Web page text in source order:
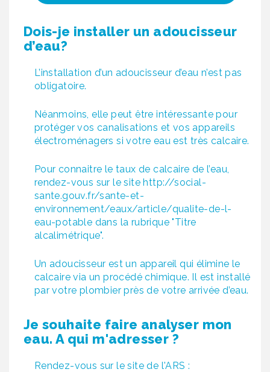
Dois-je installer un adoucisseur
d’eau?
L’installation d’un adoucisseur d’eau n’est pas
obligatoire.
Néanmoins, elle peut être intéressante pour
protéger vos canalisations et vos appareils
électroménagers si votre eau est très calcaire.
Pour connaitre le taux de calcaire de l’eau,
rendez-vous sur le sitehttp://social-
sante.gouv.fr/sante-et-
environnement/eaux/article/qualite-de-l-
eau-potable dans la rubrique "Titre
alcalimétrique".
Un adoucisseur est un appareil qui élimine le
calcaire via un procédé chimique. Il est installé
par votre plombier près de votre arrivée d’eau.
Je souhaite faire analyser mon
eau. A qui m'adresser ?
Rendez-vous sur le site de l'ARS :